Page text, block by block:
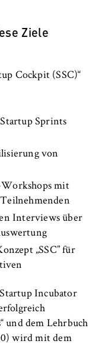
Ziele
Cockpit (SSC)“
Sprints
von
mit
Interviews über
„SSC” für
Incubator
und dem Lehrbuch
wird mit dem